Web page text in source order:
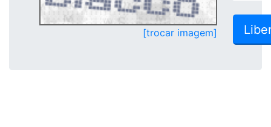
[trocar imagem]